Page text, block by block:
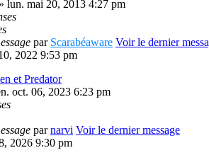
» lun. mai 20, 2013 4:27 pm
par Scarabéaware Voir le dernier
2022 9:53 pm
et Predator
oct. 06, 2023 6:23 pm
parnarvi Voir le dernier message
2026 9:30 pm